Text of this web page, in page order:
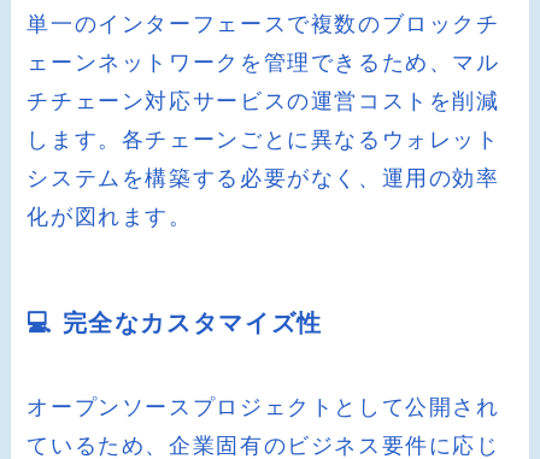
単一のインターフェースで複数のブロックチ
ェーンネットワークを管理できるため、マル
チチェーン対応サービスの運営コストを削減
します。各チェーンごとに異なるウォレット
システムを構築する必要がなく、運用の効率
化が図れます。
💻 完全なカスタマイズ性
オープンソースプロジェクトとして公開され
ているため、企業固有のビジネス要件に応じ